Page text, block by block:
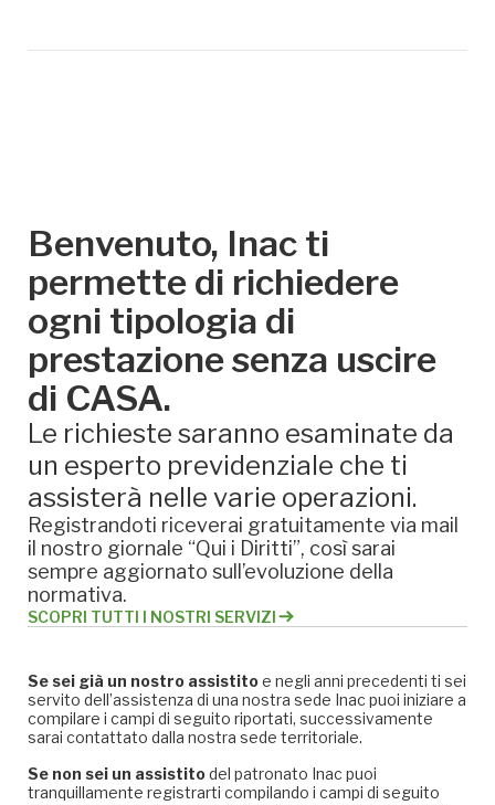
Benvenuto, Inac ti
permette di richiedere
ogni tipologia di
prestazione senza uscire
di CASA.
Le richieste saranno esaminate da
un esperto previdenziale che ti
assisterà nelle varie operazioni.
Registrandoti riceverai gratuitamente via mail
il nostro giornale “Qui i Diritti”, così sarai
sempre aggiornato sull’evoluzione della
normativa.
SCOPRI TUTTI I NOSTRI SERVIZI
Se sei già un nostro assistitoe negli anni precedenti ti sei
servito dell’assistenza di una nostra sede Inac puoi iniziare a
compilare i campi di seguito riportati, successivamente
sarai contattato dalla nostra sede territoriale.
Se non sei un assistitodel patronato Inac puoi
tranquillamente registrarti compilando i campi di seguito